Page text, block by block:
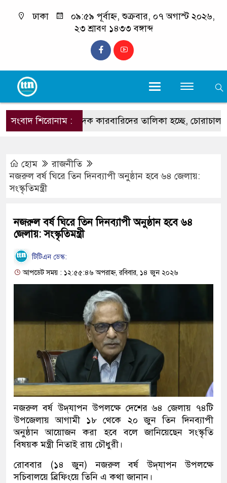
ঢাকা
০৯:৫৯ পূর্বাহ্ন, শুক্রবার, ০৭ অগাস্ট ২০২৬,
২৩ শ্রাবণ ১৪৩৩ বঙ্গাব্দ
সংবাদ শিরোনাম :
‘শীর্ষ মাদক কারবারিদের তালিকা হচ্ছে, চোরাচালানের
হোম
রাজনীতি
নজরুল বর্ষ ঘিরে তিন দিনব্যাপী অনুষ্ঠান হবে ৬৪ জেলায়:
সংস্কৃতিমন্ত্রী
নজরুল বর্ষ ঘিরে তিন দিনব্যাপী অনুষ্ঠান হবে ৬৪
জেলায়: সংস্কৃতিমন্ত্রী
টিটিএন ডেস্ক:
আপডেট সময় : ১২:৫৫:৪৬ অপরাহ্ন, রবিবার, ১৪ জুন ২০২৬
নজরুল বর্ষ উদ্‌যাপন উপলক্ষে দেশের ৬৪ জেলায় ৭৪টি
উপজেলায় আগামী ১৮ থেকে ২০ জুন তিন দিনব্যাপী
অনুষ্ঠান আয়োজন করা হবে বলে জানিয়েছেন সংস্কৃতি
বিষয়ক মন্ত্রী নিতাই রায় চৌধুরী।
রোববার (১৪ জুন) নজরুল বর্ষ উদ্‌যাপন উপলক্ষে
সচিবালয়ে ব্রিফিংয়ে তিনি এ কথা জানান।